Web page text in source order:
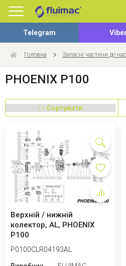
Telegram Viber
Головна Запасні частини до
PHOENIX P100
Верхній / нижній
колектор, AL, PHOENIX
P100
P0100CLR04193AL